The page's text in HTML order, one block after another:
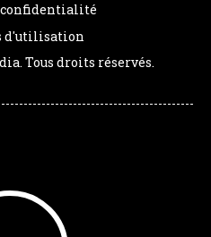
d'utilisation
Tous droits réservés.